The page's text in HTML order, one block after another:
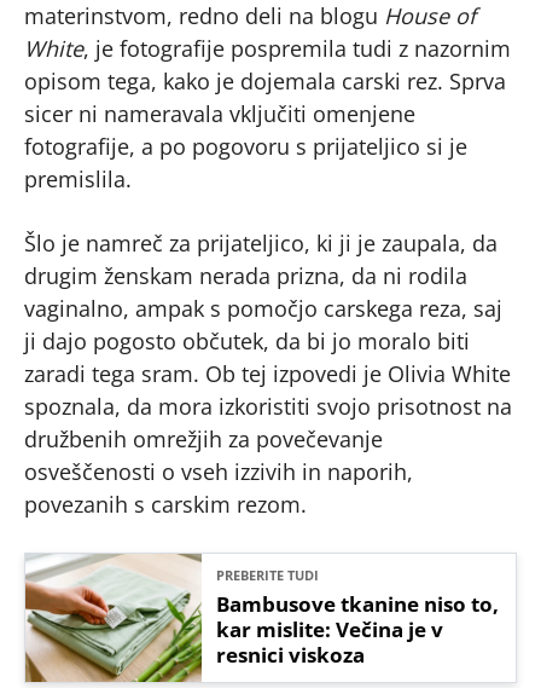
materinstvom, redno deli na blogu House of
White, je fotografije pospremila tudi z nazornim
opisom tega, kako je dojemala carski rez. Sprva
sicer ni nameravala vključiti omenjene
fotografije, a po pogovoru s prijateljico si je
premislila.
Šlo je namreč za prijateljico, ki ji je zaupala, da
drugim ženskam nerada prizna, da ni rodila
vaginalno, ampak s pomočjo carskega reza, saj
ji dajo pogosto občutek, da bi jo moralo biti
zaradi tega sram. Ob tej izpovedi je Olivia White
spoznala, da mora izkoristiti svojo prisotnost na
družbenih omrežjih za povečevanje
osveščenosti o vseh izzivih in naporih,
povezanih s carskim rezom.
PREBERITE TUDI
Bambusove tkanine niso to,
kar mislite: Večina je v
resnici viskoza